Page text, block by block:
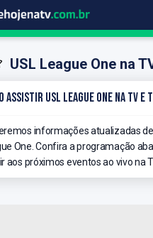
USL League One na
Assistir USL League One na TV
informações atualizadas
One. Confira a programação
aos próximos eventos ao vivo na